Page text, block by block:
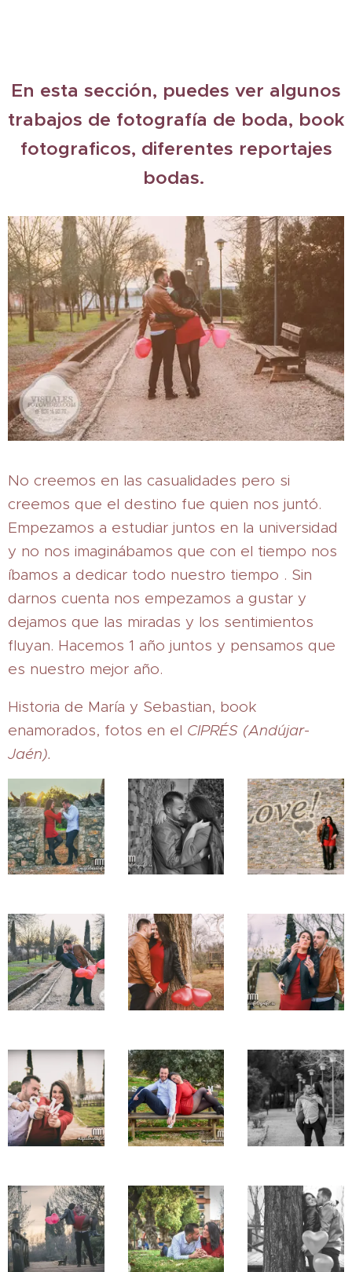
En esta sección, puedes ver algunos
trabajos de fotografía de boda, book
fotograficos, diferentes reportajes
bodas.
No creemos en las casualidades pero si
creemos que el destino fue quien nos juntó.
Empezamos a estudiar juntos en la universidad
y no nos imaginábamos que con el tiempo nos
íbamos a dedicar todo nuestro tiempo . Sin
darnos cuenta nos empezamos a gustar y
dejamos que las miradas y los sentimientos
fluyan. Hacemos 1 año juntos y pensamos que
es nuestro mejor año.
Historia de María y Sebastian, book
enamorados, fotos en el CIPRÉS (Andújar-
Jaén).